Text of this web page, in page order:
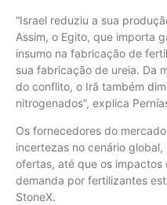
“Israel reduziu a sua
Assim, o Egito, que importa
insumo na fabricação de
sua fabricação de ureia. Da
do conflito, o Irã também
nitrogenados”, explica
Os fornecedores do
incertezas no cenário
ofertas, até que os
demanda por fertilizantes
StoneX.